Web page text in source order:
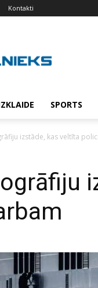
Kontakti
SPORTS
izstāde, kas veltīta